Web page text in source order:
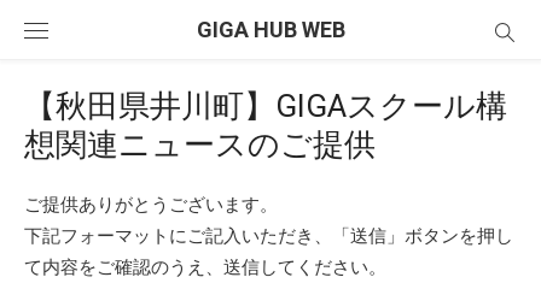
GIGA HUB WEB
【秋田県井川町】GIGAスクール構
想関連ニュースのご提供
ご提供ありがとうございます。
下記フォーマットにご記入いただき、「送信」ボタンを押し
て内容をご確認のうえ、送信してください。